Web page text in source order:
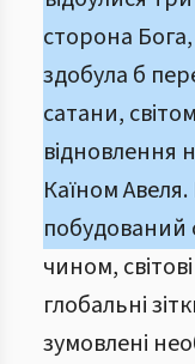
сторона
здобула б
сатани,
відновлення
Каїном
побудований
чином,
глобальні
зумовлені